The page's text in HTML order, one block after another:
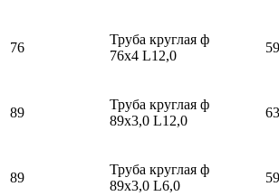
76
Труба круглая ф
76х4 L12,0
89
Труба круглая ф
89х3,0 L12,0
89
Труба круглая ф
89х3,0 L6,0